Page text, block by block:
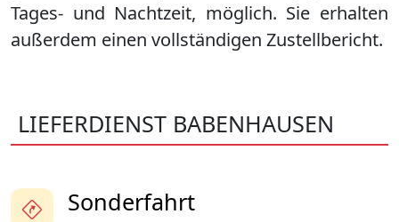
Tages- und Nachtzeit, möglich. Sie erhalten
außerdem einen vollständigen Zustellbericht.
LIEFERDIENST BABENHAUSEN
Sonderfahrt